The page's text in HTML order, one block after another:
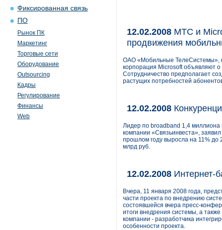
Фиксированная связь
ПО
Рынок ПК
Маркетинг
Торговые сети
Оборудование
Outsourcing
Кадры
Регулирование
Финансы
Web
12.02.2008 МТС и
продвижения
ОАО «Мобильные ТелеСистемы»,
корпорация Microsoft объявляют о
Сотрудничество предполагает
растущих потребностей
12.02.2008
Лидер по broadband 1,4 миллиона
компании «Связьинвеста»,
прошлом году выросла на 11% до
млрд руб.
12.02.2008 Интернет-
Вчера, 11 января 2008 года,
части проекта по внедрению
состоявшейся вчера пресс-
итоги внедрения системы, а
компании - разработчика
особенности проекта.